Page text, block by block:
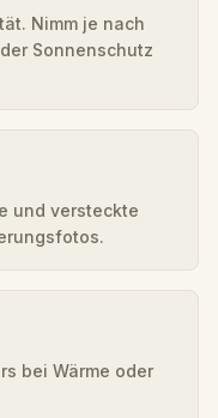
Nimm je nach
Sonnenschutz
und versteckte
bei Wärme oder